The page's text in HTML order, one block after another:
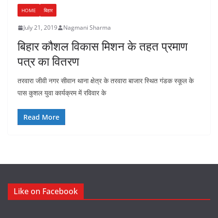
HOME बिहार
July 21, 2019 Nagmani Sharma
बिहार कौशल विकास मिशन के तहत प्रमाण
पत्र का वितरण
तरवारा जीवी नगर सीवान थाना क्षेत्र के तरवारा बाजार स्थित गंडक स्कूल के
पास कुशल युवा कार्यक्रम में रविवार के
Read More
Like on Facebook